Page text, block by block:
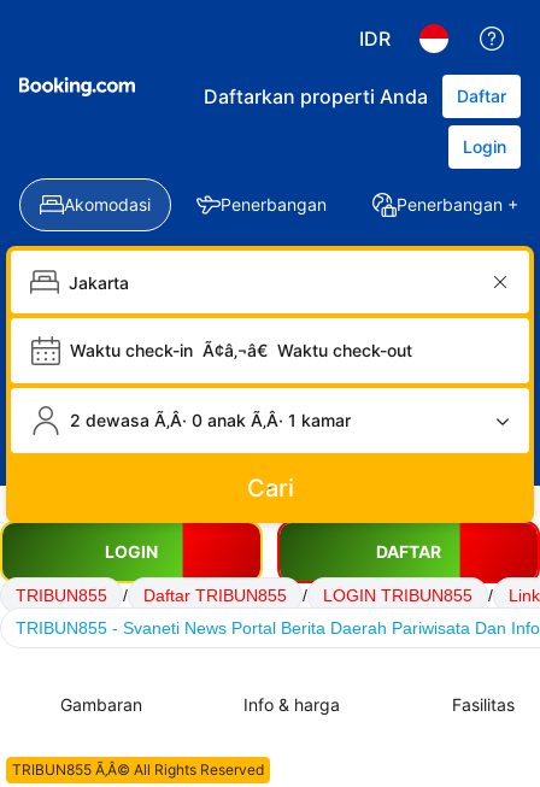
IDR
Daftarkan properti Anda Daftar
Login
Akomodasi Penerbangan Penerbangan +
Waktu check-in Ã¢â‚¬â€ Waktu check-out
2 dewasa Ã‚Â· 0 anak Ã‚Â· 1 kamar
Cari
LOGIN DAFTAR
TRIBUN855 / Daftar TRIBUN855 / LOGIN TRIBUN855 /
TRIBUN855 - Svaneti News Portal Berita Daerah Pariwisata Dan
Gambaran Info & harga Fasilitas
TRIBUN855 Ã‚Â© All Rights Reserved